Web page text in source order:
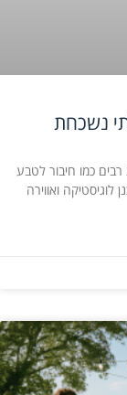
נשכחת
כמו חיבור לטבע
לוגיסטיקה ואווירה